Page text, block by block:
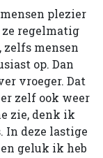
plezier
regelmatig
zelfs mensen
op. Dan
vroeger. Dat
zelf ook weer
zie, denk ik
In deze lastige
geluk ik heb